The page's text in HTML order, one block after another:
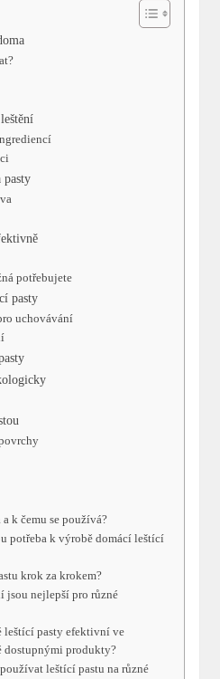
potřebujete
pasty
uchovávání
k čemu se používá?
potřeba k výrobě domácí leštící
krok za krokem?
jsou nejlepší pro různé
leštící pasty efektivní ve
dostupnými produkty?
leštící pastu na různé